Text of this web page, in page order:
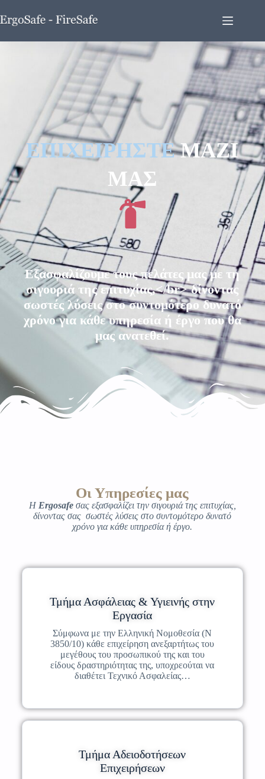
ΕΠΙΧΕΙΡΗΣΤΕΜΑΖΙ
ΜΑΣ
Για την ολοκληρωμένη εξυπηρέτηση
των Πελατών μας ιδρύσαμε την <u>
<b>FireSafe</b></u> Αναγνωρισμένη
Εταιρεία Ελέγχου Πυροσβεστικού
Οι Υπηρεσίες μας
Η Ergosafeσας εξασφαλίζει την σιγουριά της επιτυχίας,
δίνοντας σας σωστές λύσεις στο συντομότερο δυνατό
χρόνο για κάθε υπηρεσία ή έργο.
Τμήμα Ασφάλειας & Υγιεινής στην
Εργασία
Σύμφωνα με την Ελληνική Νομοθεσία (Ν
3850/10) κάθε επιχείρηση ανεξαρτήτως του
μεγέθους του προσωπικού της και του
είδους δραστηριότητας της, υποχρεούται να
διαθέτει Τεχνικό Ασφαλείας…
Τμήμα Αδειοδοτήσεων
Επιχειρήσεων